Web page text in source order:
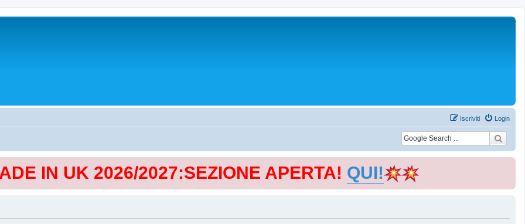
Login
Iscriviti
IN UK 2026/2027:SEZIONE APERTA! QUI!